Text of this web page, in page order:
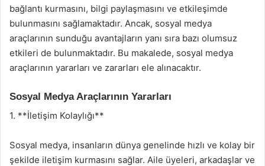
bağlantı kurmasını, bilgi paylaşmasını ve etkileşimde
bulunmasını sağlamaktadır. Ancak, sosyal medya
araçlarının sunduğu avantajların yanı sıra bazı olumsuz
etkileri de bulunmaktadır. Bu makalede, sosyal medya
araçlarının yararları ve zararları ele alınacaktır.
Sosyal Medya Araçlarının Yararları
1. **İletişim Kolaylığı**
Sosyal medya, insanların dünya genelinde hızlı ve kolay bir
şekilde iletişim kurmasını sağlar. Aile üyeleri, arkadaşlar ve